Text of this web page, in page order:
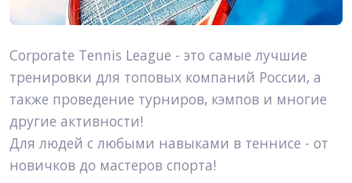
Corporate Tennis League - это самые лучшие
тренировки для топовых компаний России, а
также проведение турниров, кэмпов и многие
другие активности!
Для людей с любыми навыками в теннисе - от
новичков до мастеров спорта!